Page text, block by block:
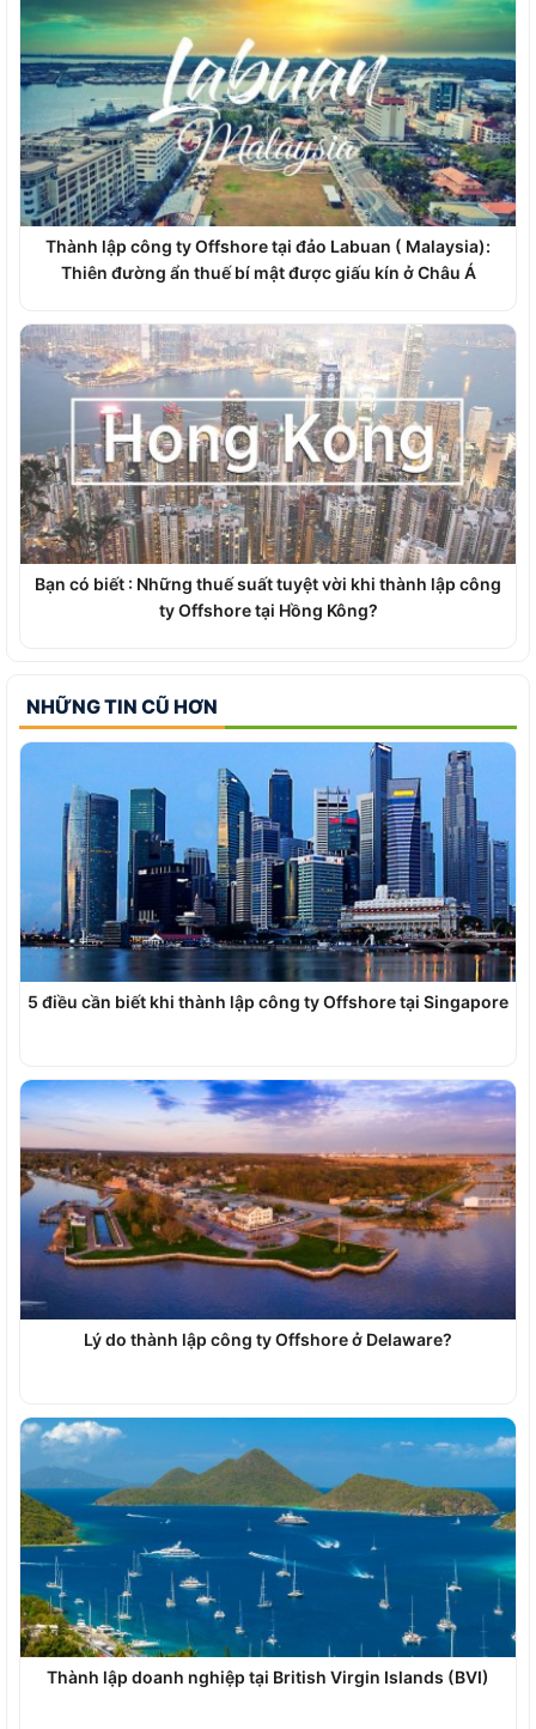
Thành lập công ty Offshore tại đảo Labuan ( Malaysia):
Thiên đường ẩn thuế bí mật được giấu kín ở Châu Á
Bạn có biết : Những thuế suất tuyệt vời khi thành lập công
ty Offshore tại Hồng Kông?
NHỮNG TIN CŨ HƠN
5 điều cần biết khi thành lập công ty Offshore tại Singapore
Lý do thành lập công ty Offshore ở Delaware?
Thành lập doanh nghiệp tại British Virgin Islands (BVI)